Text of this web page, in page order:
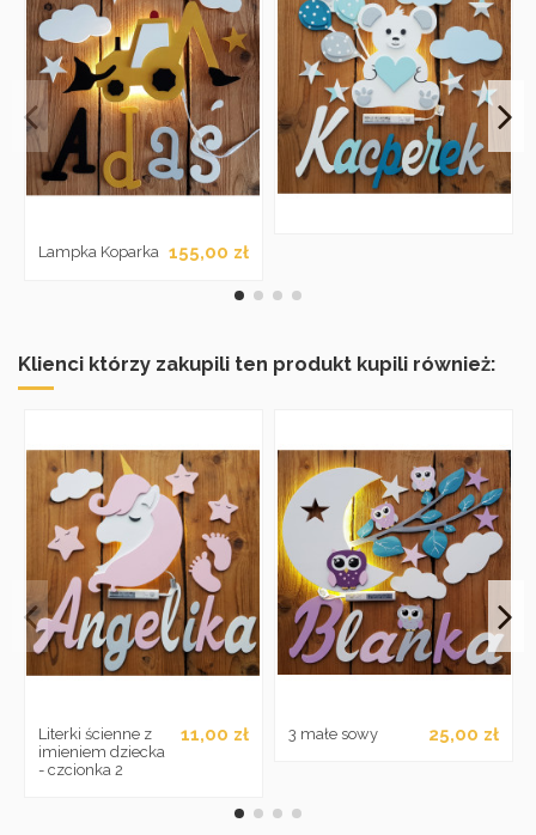
Lampka Koparka 155,00 zł
Klienci którzy zakupili ten produkt kupili również:
Literki ścienne z
imieniem dziecka
- czcionka 2
11,00 zł 3 małe sowy 25,00 zł